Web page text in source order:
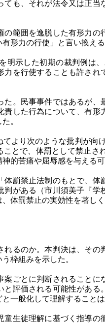
も、それが法令又は正
範囲を逸脱した有形力
形力の行使」と言い換える
明示した初期の裁判例は
力を行使することも許さ
。民事事件ではあるが
した行為について、有
。
てより次のような批判が
とで、体罰として禁止
的苦痛や屈辱感を与える
罰禁止法制のもとで、
がある（市川須美子『
体罰禁止の実効性を著し
るのか。本判決は、そ
枠組みを示した。
ごとに判断されること
評価される可能性があ
一般化して理解することは
生徒理解に基づく指導